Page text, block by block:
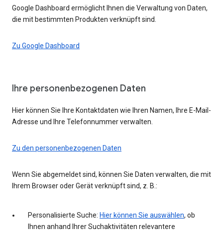
Google Dashboard ermöglicht Ihnen die Verwaltung von Daten,
die mit bestimmten Produkten verknüpft sind.
Zu Google Dashboard
Ihre personenbezogenen Daten
Hier können Sie Ihre Kontaktdaten wie Ihren Namen, Ihre E-Mail-
Adresse und Ihre Telefonnummer verwalten.
Zu den personenbezogenen Daten
Wenn Sie abgemeldet sind, können Sie Daten verwalten, die mit
Ihrem Browser oder Gerät verknüpft sind, z. B.:
Personalisierte Suche: Hier können Sie auswählen, ob
Ihnen anhand Ihrer Suchaktivitäten relevantere